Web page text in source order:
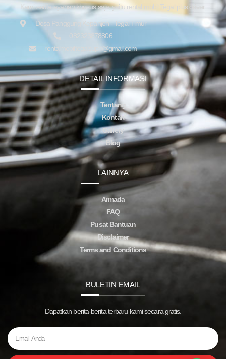
Kami sedia layanan khusus saja, yaitu rental mobil Tegal plus driver.
Desa Panggung Kepanjen - Tegal Timur
082323878806
rentalmobiltegalsupir@gmail.com
DETAIL INFORMASI
Tentang
Kontak
Gallery
Blog
LAINNYA
Armada
FAQ
Pusat Bantuan
Disclaimer
Terms and Conditions
BULETIN EMAIL
Dapatkan berita-berita terbaru kami secara gratis.